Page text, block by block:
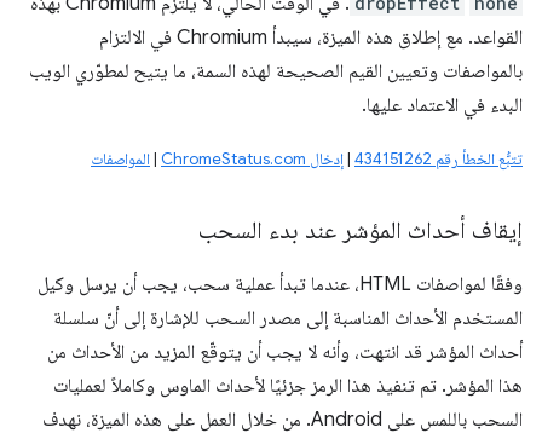
القواعد. مع إطلاق هذه الميزة، سيبدأ Chromium في الالتزام
بالمواصفات وتعيين القيم الصحيحة لهذه السمة، ما يتيح لمطوّري الويب
البدء في الاعتماد عليها.
تتبُّع الخطأ رقم 434151262 |إدخال ChromeStatus.com |المواصفات
إيقاف أحداث المؤشر عند بدء السحب
وفقًا لمواصفات HTML، عندما تبدأ عملية سحب، يجب أن يرسل وكيل
المستخدم الأحداث المناسبة إلى مصدر السحب للإشارة إلى أنّ سلسلة
أحداث المؤشر قد انتهت، وأنه لا يجب أن يتوقّع المزيد من الأحداث من
هذا المؤشر. تم تنفيذ هذا الرمز جزئيًا لأحداث الماوس وكاملاً لعمليات
السحب باللمس على Android. من خلال العمل على هذه الميزة، نهدف